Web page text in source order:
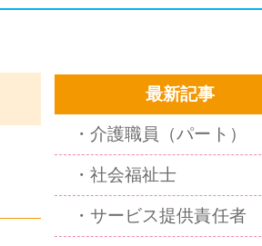
最新記事
・介護職員（パート）
・社会福祉士
・サービス提供責任者